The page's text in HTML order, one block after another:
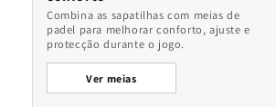
Combina as sapatilhas com meias de
padel para melhorar conforto, ajuste e
protecção durante o jogo.
Ver meias